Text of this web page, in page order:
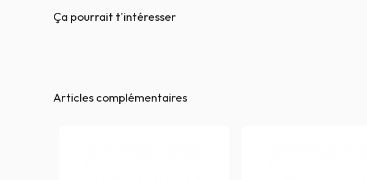
Ça pourrait t'intéresser
Articles complémentaires